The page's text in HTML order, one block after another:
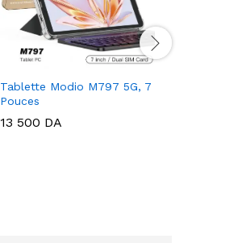
Tablette Modio M797 5G, 7
Pouces
13 500 DA